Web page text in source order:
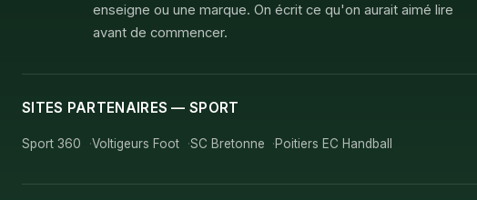
enseigne ou une marque. On écrit ce qu'on aurait aimé lire
avant de commencer.
SITES PARTENAIRES — SPORT
Sport 360 Voltigeurs Foot SC Bretonne Poitiers EC Handball